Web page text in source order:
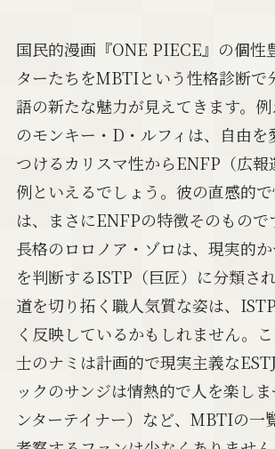
国民的漫画『ONE PIECE』の個性
ターたちをMBTIという性格診断で
語の新たな魅力が見えてきます。
のモンキー・D・ルフィは、自由を
つけるカリスマ性からENFP（広報
例といえるでしょう。彼の直感的
は、まさにENFPの特徴そのもので
長格のロロノア・ゾロは、現実的
を判断するISTP（巨匠）に分類さ
道を切り拓く職人気質な姿は、
く反映しているかもしれません。
士のナミは計画的で現実主義な
ックのサンジは情熱的で人を楽し
ンターテイナー）など、MBTIの一